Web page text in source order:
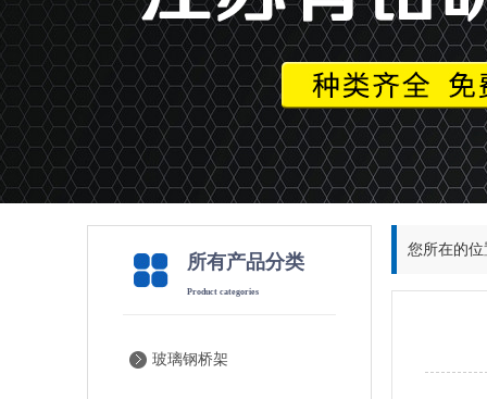
所有产品分类
Product categories
玻璃钢桥架
您所在的位